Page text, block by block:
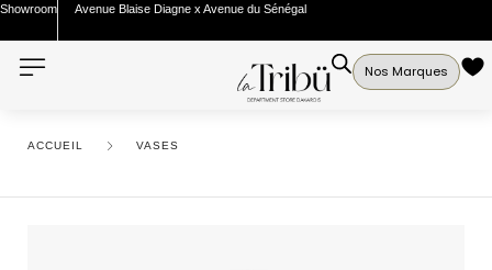
Showroom Avenue Blaise Diagne x Avenue du Sénégal
Nos Marques
ACCUEIL VASES